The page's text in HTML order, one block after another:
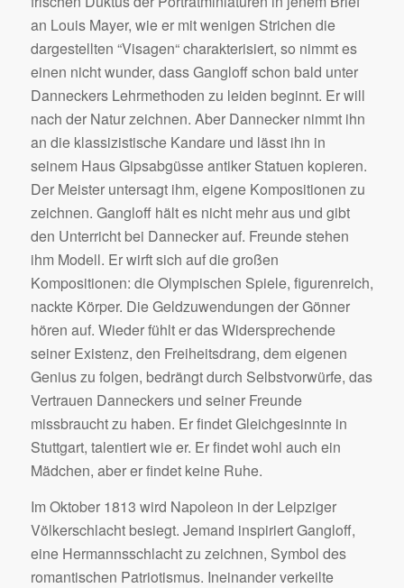
an Louis Mayer, wie er mit wenigen Strichen die
dargestellten “Visagen“ charakterisiert, so nimmt es
einen nicht wunder, dass Gangloff schon bald unter
Danneckers Lehrmethoden zu leiden beginnt. Er will
nach der Natur zeichnen. Aber Dannecker nimmt ihn
an die klassizistische Kandare und lässt ihn in
seinem Haus Gipsabgüsse antiker Statuen kopieren.
Der Meister untersagt ihm, eigene Kompositionen zu
zeichnen. Gangloff hält es nicht mehr aus und gibt
den Unterricht bei Dannecker auf. Freunde stehen
ihm Modell. Er wirft sich auf die großen
Kompositionen: die Olympischen Spiele, figurenreich,
nackte Körper. Die Geldzuwendungen der Gönner
hören auf. Wieder fühlt er das Widersprechende
seiner Existenz, den Freiheitsdrang, dem eigenen
Genius zu folgen, bedrängt durch Selbstvorwürfe, das
Vertrauen Danneckers und seiner Freunde
missbraucht zu haben. Er findet Gleichgesinnte in
Stuttgart, talentiert wie er. Er findet wohl auch ein
Mädchen, aber er findet keine Ruhe.
Im Oktober 1813 wird Napoleon in der Leipziger
Völkerschlacht besiegt. Jemand inspiriert Gangloff,
eine Hermannsschlacht zu zeichnen, Symbol des
romantischen Patriotismus. Ineinander verkeilte